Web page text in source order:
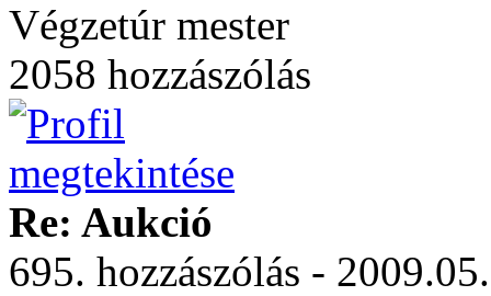
Végzetúr mester
2058 hozzászólás
Re: Aukció
695. hozzászólás -